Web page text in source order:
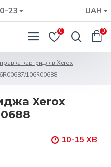
23 UAH
0 0
картриджів Xerox
106R00688
Xerox
10-15 ХВ